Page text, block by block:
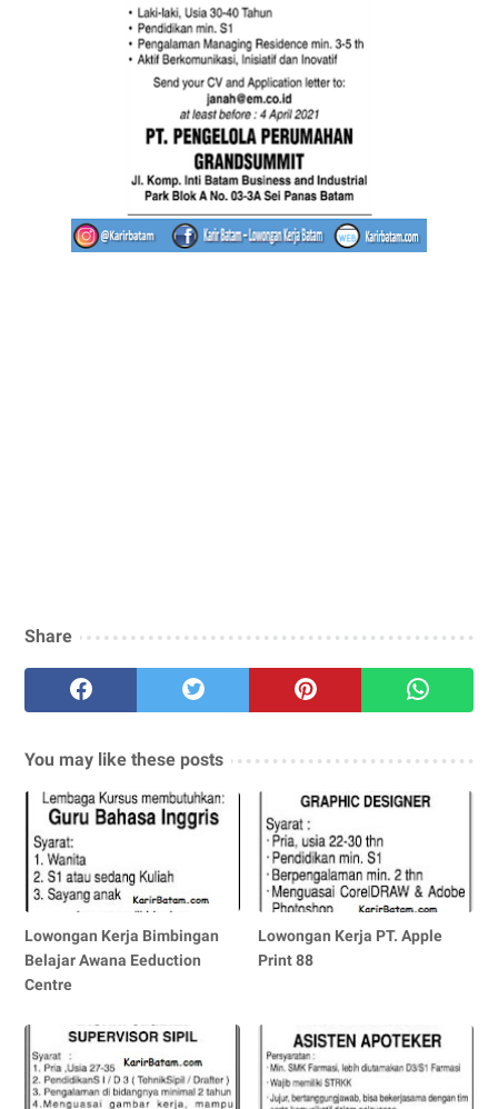
Share
You may like these posts
Lowongan Kerja Bimbingan
Belajar Awana Eeduction
Centre
Lowongan Kerja PT. Apple
Print 88